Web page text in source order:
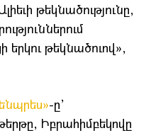
թեկնածությունը,
երկու թեկնածուով»,
-ը’
Իբրահիմբեկովը